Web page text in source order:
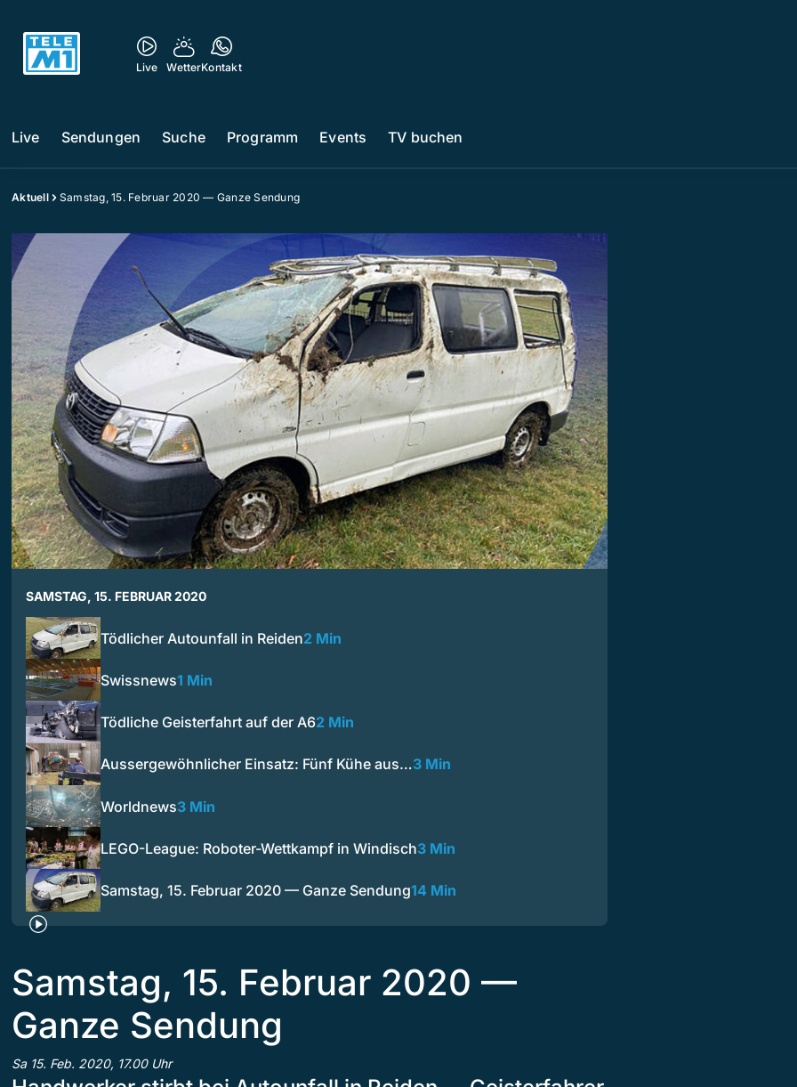
Live WetterKontakt
Live Sendungen Suche Programm Events TV buchen
Aktuell Samstag, 15. Februar 2020 — Ganze Sendung
SAMSTAG, 15. FEBRUAR 2020
Tödlicher Autounfall in Reiden2 Min
Swissnews1 Min
Tödliche Geisterfahrt auf der A62 Min
Aussergewöhnlicher Einsatz: Fünf Kühe aus…3 Min
Worldnews3 Min
LEGO-League: Roboter-Wettkampf in Windisch3 Min
Samstag, 15. Februar 2020 — Ganze Sendung14 Min
Samstag, 15. Februar 2020 —
Ganze Sendung
Sa 15. Feb. 2020, 17.00 Uhr